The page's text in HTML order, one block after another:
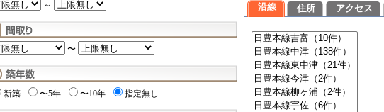
～
〜
新築 〜5年 〜10年 指定無し
沿線 住所 アクセス